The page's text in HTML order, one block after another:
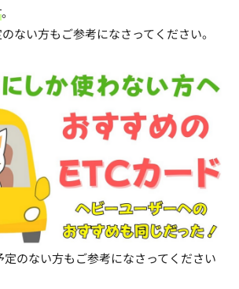
。
ない方もご参考になさってください。
のない方もご参考になさってください